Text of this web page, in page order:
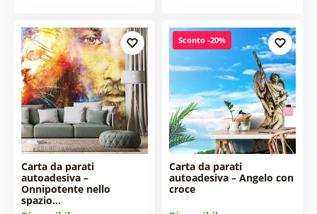
Carta da parati
autoadesiva –
Onnipotente nello
spazio…
Sconto -20%
Carta da parati
autoadesiva – Angelo con
croce